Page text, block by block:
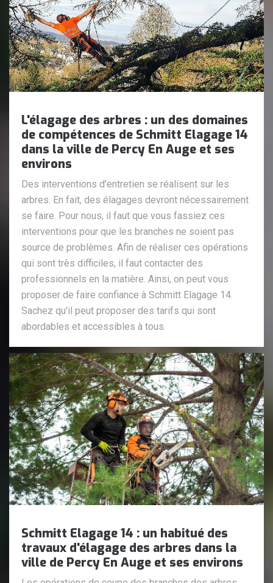
L'élagage des arbres : un des domaines
de compétences de Schmitt Elagage 14
dans la ville de Percy En Auge et ses
environs
Des interventions d'entretien se réalisent sur les
arbres. En fait, des élagages devront nécessairement
se faire. Pour nous, il faut que vous fassiez ces
interventions pour que les branches ne soient pas
source de problèmes. Afin de réaliser ces opérations
qui sont très difficiles, il faut contacter des
professionnels en la matière. Ainsi, on peut vous
proposer de faire confiance à Schmitt Elagage 14.
Sachez qu'il peut proposer des tarifs qui sont
abordables et accessibles à tous.
Schmitt Elagage 14 : un habitué des
travaux d'élagage des arbres dans la
ville de Percy En Auge et ses environs